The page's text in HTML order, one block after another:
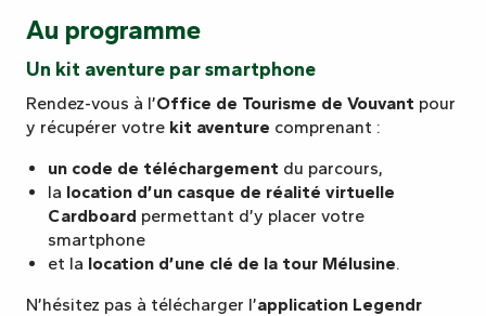
Au programme
Un kit aventure par smartphone
Rendez-vous à l’Office de Tourisme de Vouvant pour
y récupérer votre kit aventure comprenant :
un code de téléchargement du parcours,
la location d’un casque de réalité virtuelle
Cardboard permettant d’y placer votre
smartphone
et la location d’une clé de la tour Mélusine.
N’hésitez pas à télécharger l’application Legendr